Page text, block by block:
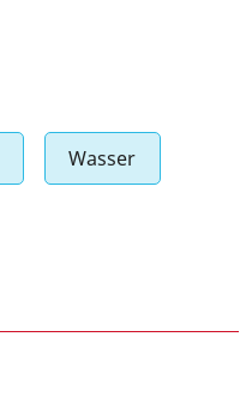
Wasser